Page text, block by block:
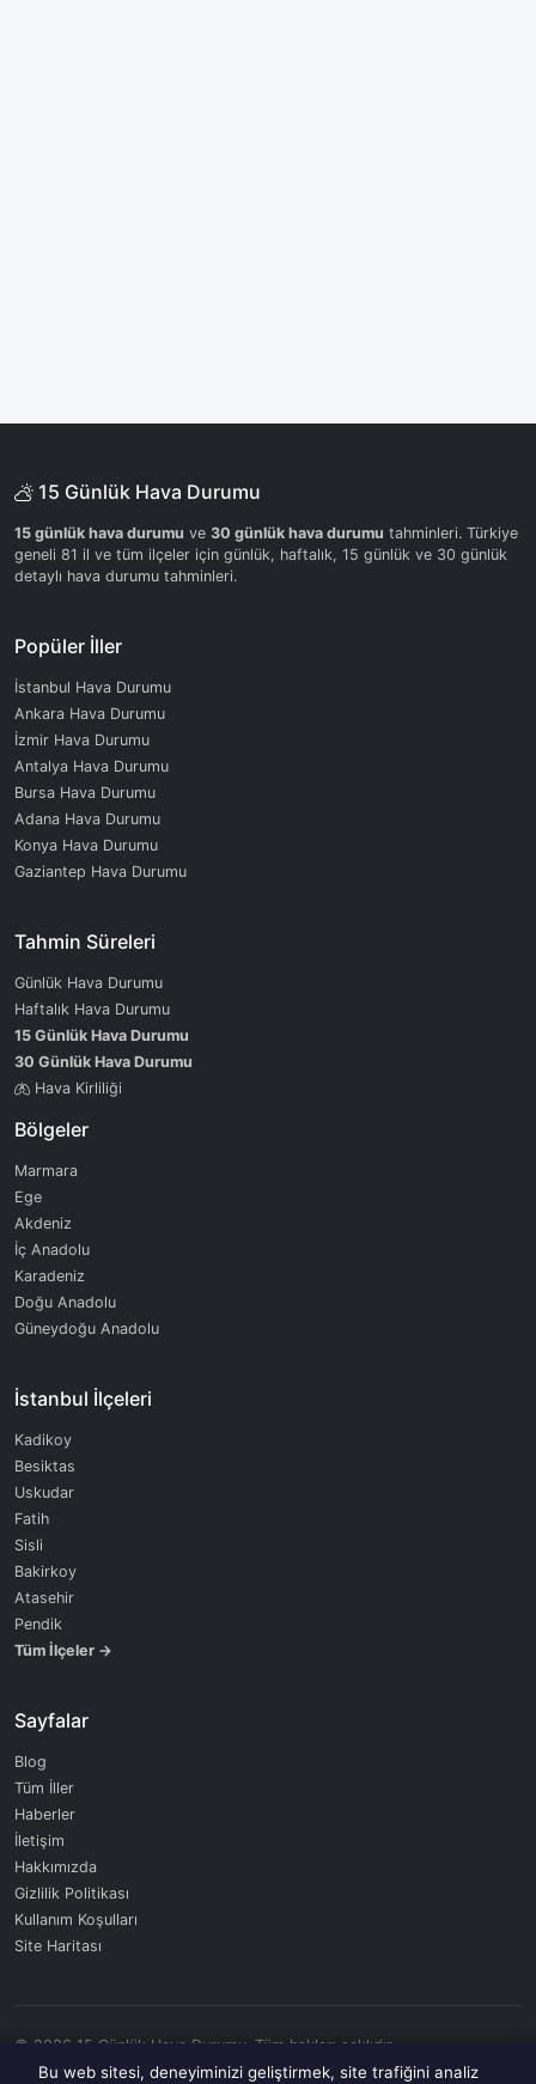
15 Günlük Hava Durumu
15 günlük hava durumu ve 30 günlük hava durumu tahminleri. Türkiye
geneli 81 il ve tüm ilçeler için günlük, haftalık, 15 günlük ve 30 günlük
detaylı hava durumu tahminleri.
Popüler İller
İstanbul Hava Durumu
Ankara Hava Durumu
İzmir Hava Durumu
Antalya Hava Durumu
Bursa Hava Durumu
Adana Hava Durumu
Konya Hava Durumu
Gaziantep Hava Durumu
Tahmin Süreleri
Günlük Hava Durumu
Haftalık Hava Durumu
15 Günlük Hava Durumu
30 Günlük Hava Durumu
Hava Kirliliği
Bölgeler
Marmara
Ege
Akdeniz
İç Anadolu
Karadeniz
Doğu Anadolu
Güneydoğu Anadolu
İstanbul İlçeleri
Kadikoy
Besiktas
Uskudar
Fatih
Sisli
Bakirkoy
Atasehir
Pendik
Tüm İlçeler →
Sayfalar
Blog
Tüm İller
Haberler
İletişim
Hakkımızda
Gizlilik Politikası
Kullanım Koşulları
Site Haritası
© 2026 15 Günlük Hava Durumu. Tüm hakları saklıdır.
Veriler OpenWeatherMap API tarafından sağlanmaktadır.
Bu web sitesi, deneyiminizi geliştirmek, site trafiğini analiz